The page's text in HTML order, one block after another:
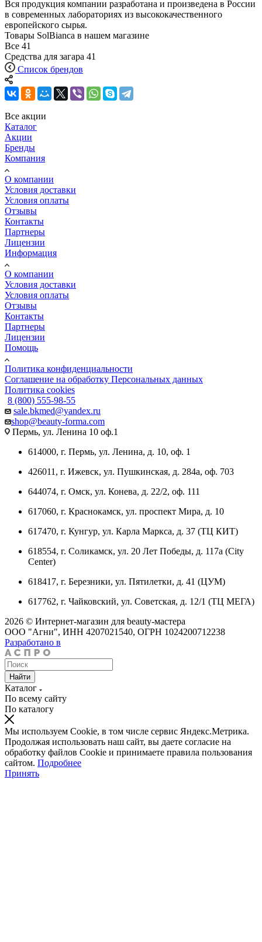
Вся продукция компании разработана и произведена в России
в современных лабораториях из высококачественного
европейского сырья.
Товары SolBianca в нашем магазине
Все 41
Средства для загара 41
Список брендов
Все акции
Каталог
Акции
Бренды
Компания
О компании
Условия доставки
Условия оплаты
Отзывы
Контакты
Партнеры
Лицензии
Информация
О компании
Условия доставки
Условия оплаты
Отзывы
Контакты
Партнеры
Лицензии
Помощь
Политика конфиденциальности
Соглашение на обработку Персональных данных
Политика cookies
8 (800) 555-98-55
sale.bkmed@yandex.ru
shop@beauty-forma.com
Пермь, ул. Ленина 10 оф.1
614000, г. Пермь, ул. Ленина, д. 10, оф. 1
426011, г. Ижевск, ул. Пушкинская, д. 284а, оф. 703
644074, г. Омск, ул. Конева, д. 22/2, оф. 111
617060, г. Краснокамск, ул. проспект Мира, д. 10
617470, г. Кунгур, ул. Карла Маркса, д. 37 (ТЦ КИТ)
618554, г. Соликамск, ул. 20 Лет Победы, д. 117а (City
Center)
618417, г. Березники, ул. Пятилетки, д. 41 (ЦУМ)
617762, г. Чайковский, ул. Советская, д. 12/1 (ТЦ МЕГА)
2026 © Интернет-магазин для beauty-мастера
ООО "Агни", ИНН 4207021540, ОГРН 1024200712238
Разработано в
Найти
Каталог
По всему сайту
По каталогу
Мы используем Cookie, в том числе сервис Яндекс.Метрика.
Продолжая использовать наш сайт, вы даете согласие на
обработку файлов Cookie и принимаете правила пользования
сайтом. Подробнее
Принять